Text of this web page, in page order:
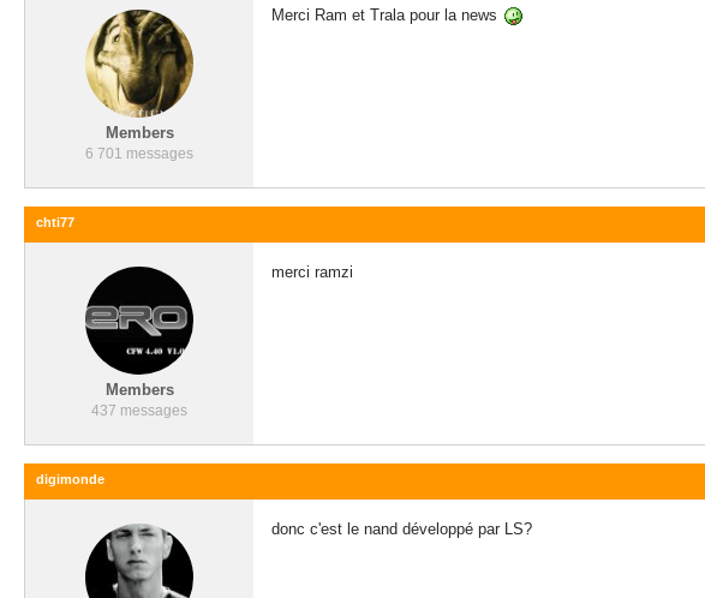
Members
6 701 messages
Merci Ram et Trala pour la news
chti77
Members
437 messages
merci ramzi
digimonde
donc c'est le nand développé par LS?